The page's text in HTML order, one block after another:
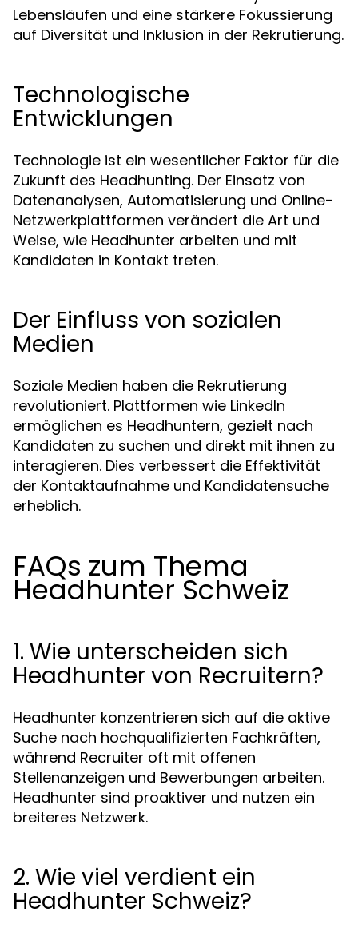
Lebensläufen und eine stärkere Fokussierung
auf Diversität und Inklusion in der Rekrutierung.
Technologische
Entwicklungen
Technologie ist ein wesentlicher Faktor für die
Zukunft des Headhunting. Der Einsatz von
Datenanalysen, Automatisierung und Online-
Netzwerkplattformen verändert die Art und
Weise, wie Headhunter arbeiten und mit
Kandidaten in Kontakt treten.
Der Einfluss von sozialen
Medien
Soziale Medien haben die Rekrutierung
revolutioniert. Plattformen wie LinkedIn
ermöglichen es Headhuntern, gezielt nach
Kandidaten zu suchen und direkt mit ihnen zu
interagieren. Dies verbessert die Effektivität
der Kontaktaufnahme und Kandidatensuche
erheblich.
FAQs zum Thema
Headhunter Schweiz
1. Wie unterscheiden sich
Headhunter von Recruitern?
Headhunter konzentrieren sich auf die aktive
Suche nach hochqualifizierten Fachkräften,
während Recruiter oft mit offenen
Stellenanzeigen und Bewerbungen arbeiten.
Headhunter sind proaktiver und nutzen ein
breiteres Netzwerk.
2. Wie viel verdient ein
Headhunter Schweiz?